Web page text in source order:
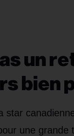
un
bien
star
une